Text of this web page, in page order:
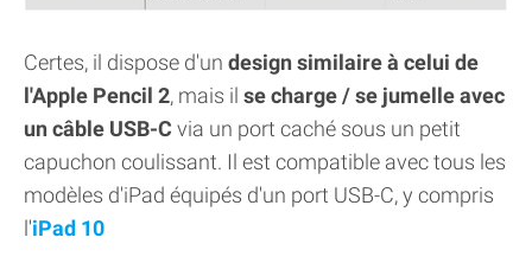
Certes, il dispose d'un design similaire à celui de
l'Apple Pencil 2, mais il se charge / se jumelle avec
un câble USB-C via un port caché sous un petit
capuchon coulissant. Il est compatible avec tous les
modèles d'iPad équipés d'un port USB-C, y compris
l'iPad 10